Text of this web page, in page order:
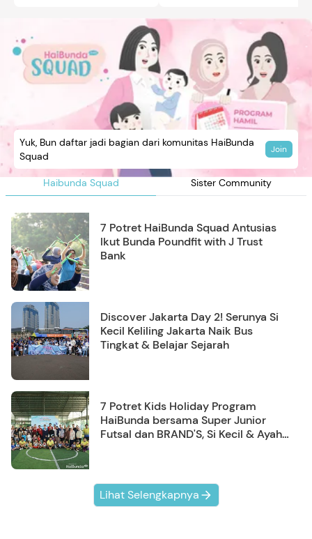
Haibunda Squad Sister Community
Yuk, Bun daftar jadi bagian dari komunitas HaiBunda
Squad
Join
7 Potret HaiBunda Squad Antusias
Ikut Bunda Poundfit with J Trust
Bank
Discover Jakarta Day 2! Serunya Si
Kecil Keliling Jakarta Naik Bus
Tingkat & Belajar Sejarah
7 Potret Kids Holiday Program
HaiBunda bersama Super Junior
Futsal dan BRAND'S, Si Kecil & Ayah
Lihat Selengkapnya